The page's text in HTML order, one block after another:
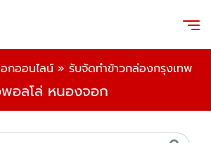
กออนไลน์ » รับจัดทำข้าวกล่องกรุงเทพ
อลโล่ หนองจอก